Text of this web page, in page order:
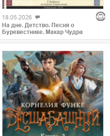
18.05.2026
На дне. Детство. Песня о
Буревестнике. Макар Чудра